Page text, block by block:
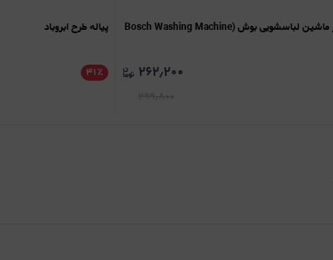
پودر جرم‌گیر ماشین لباسشویی بوش (Bosch Washing Machine
۲۶۲٫۲۰۰
پیاله طرح ابروباد
۳۱٪